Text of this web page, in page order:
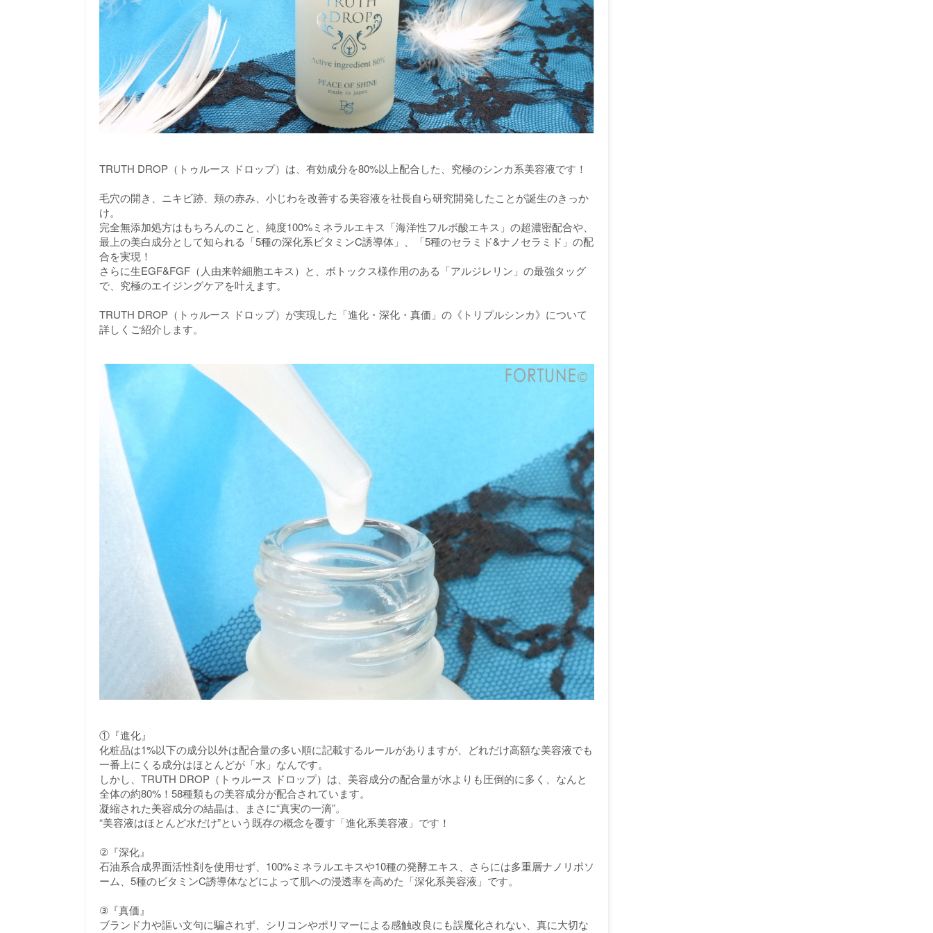
TRUTH DROP（トゥルース ドロップ）は、有効成分を80%以上配合した、究極のシンカ系美容液です！
毛穴の開き、ニキビ跡、頬の赤み、小じわを改善する美容液を社長自ら研究開発したことが誕生のきっか
け。
完全無添加処方はもちろんのこと、純度100%ミネラルエキス「海洋性フルボ酸エキス」の超濃密配合や、
最上の美白成分として知られる「5種の深化系ビタミンC誘導体」、「5種のセラミド&ナノセラミド」の配
合を実現！
さらに生EGF&FGF（人由来幹細胞エキス）と、ボトックス様作用のある「アルジレリン」の最強タッグ
で、究極のエイジングケアを叶えます。
TRUTH DROP（トゥルース ドロップ）が実現した「進化・深化・真価」の《トリプルシンカ》について
詳しくご紹介します。
①『進化』
化粧品は1%以下の成分以外は配合量の多い順に記載するルールがありますが、どれだけ高額な美容液でも
一番上にくる成分はほとんどが「水」なんです。
しかし、TRUTH DROP（トゥルース ドロップ）は、美容成分の配合量が水よりも圧倒的に多く、なんと
全体の約80%！58種類もの美容成分が配合されています。
凝縮された美容成分の結晶は、まさに“真実の一滴”。
“美容液はほとんど水だけ”という既存の概念を覆す「進化系美容液」です！
②『深化』
石油系合成界面活性剤を使用せず、100%ミネラルエキスや10種の発酵エキス、さらには多重層ナノリポソ
ーム、5種のビタミンC誘導体などによって肌への浸透率を高めた「深化系美容液」です。
③『真価』
ブランド力や謳い文句に騙されず、シリコンやポリマーによる感触改良にも誤魔化されない、真に大切な